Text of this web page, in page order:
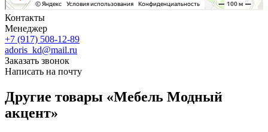
Контакты
Менеджер
+7 (917) 508-12-89
adoris_kd@mail.ru
Заказать звонок
Написать на почту
Другие товары «Мебель Модный
акцент»